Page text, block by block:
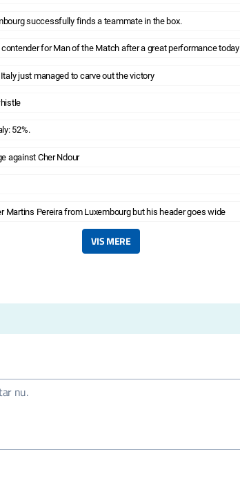
successfully finds a teammate in the box.
for Man of the Match after a great performance today
just managed to carve out the victory
52%.
against Cher Ndour
Martins Pereira from Luxembourg but his header goes wide
VIS MERE